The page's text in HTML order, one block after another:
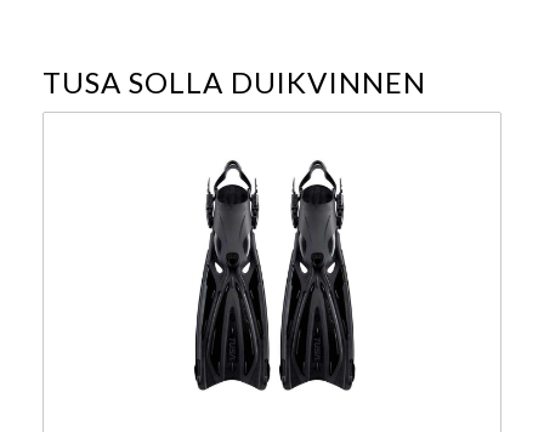
TUSA SOLLA DUIKVINNEN